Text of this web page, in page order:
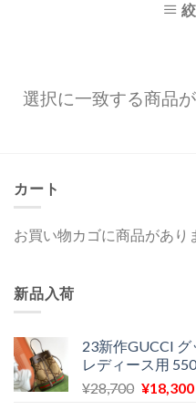
選択に一致する商品
カート
お買い物カゴに商品があり
新品入荷
23新作GUCCI
レディース用
¥28,700 元
¥18,300